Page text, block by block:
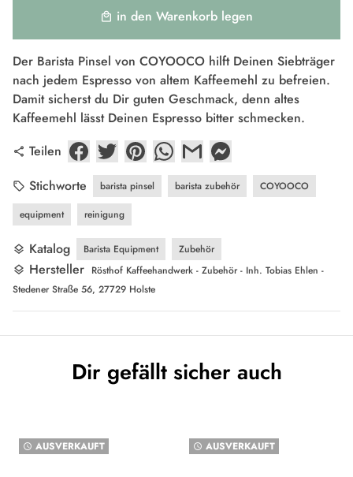
local_mall in den Warenkorb legen
Der Barista Pinsel von COYOOCO hilft Deinen Siebträger
nach jedem Espresso von altem Kaffeemehl zu befreien.
Damit sicherst du Dir guten Geschmack, denn altes
Kaffeemehl lässt Deinen Espresso bitter schmecken.
share Teilen
local_offer Stichworte barista pinsel barista zubehör
COYOOCO
equipment
reinigung
layers Katalog Barista Equipment Zubehör
layers Hersteller Rösthof Kaffeehandwerk - Zubehör - Inh. Tobias Ehlen -
Stedener Straße 56, 27729 Holste
Dir gefällt sicher auch
watch_later AUSVERKAUFT watch_later AUSVERKAUFT